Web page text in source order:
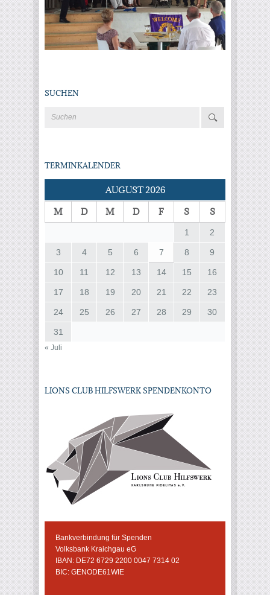
SUCHEN
TERMINKALENDER
AUGUST 2026
M
D M D F S S
1 2
3 4 5 6 7 8 9
10 11 12 13 14 15 16
17 18 19 20 21 22 23
24 25 26 27 28 29 30
31
« Juli
LIONS CLUB HILFSWERK SPENDENKONTO
Bankverbindung für Spenden
Volksbank Kraichgau eG
IBAN: DE72 6729 2200 0047 7314 02
BIC: GENODE61WIE